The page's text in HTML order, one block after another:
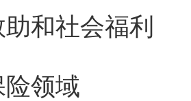
和社会福利
领域